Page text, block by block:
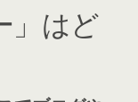
」はど